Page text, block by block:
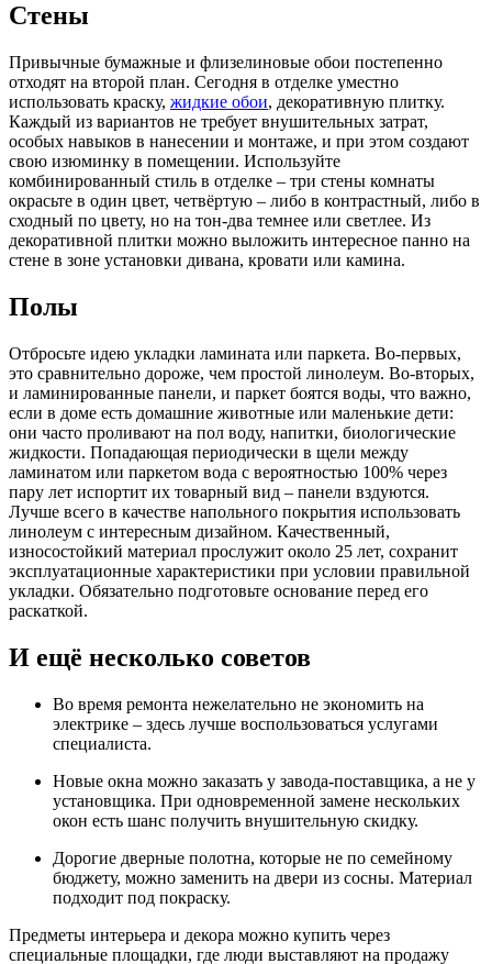
Стены
Привычные бумажные и флизелиновые обои постепенно
отходят на второй план. Сегодня в отделке уместно
использовать краску, жидкие обои, декоративную плитку.
Каждый из вариантов не требует внушительных затрат,
особых навыков в нанесении и монтаже, и при этом создают
свою изюминку в помещении. Используйте
комбинированный стиль в отделке – три стены комнаты
окрасьте в один цвет, четвёртую – либо в контрастный, либо в
сходный по цвету, но на тон-два темнее или светлее. Из
декоративной плитки можно выложить интересное панно на
стене в зоне установки дивана, кровати или камина.
Полы
Отбросьте идею укладки ламината или паркета. Во-первых,
это сравнительно дороже, чем простой линолеум. Во-вторых,
и ламинированные панели, и паркет боятся воды, что важно,
если в доме есть домашние животные или маленькие дети:
они часто проливают на пол воду, напитки, биологические
жидкости. Попадающая периодически в щели между
ламинатом или паркетом вода с вероятностью 100% через
пару лет испортит их товарный вид – панели вздуются.
Лучше всего в качестве напольного покрытия использовать
линолеум с интересным дизайном. Качественный,
износостойкий материал прослужит около 25 лет, сохранит
эксплуатационные характеристики при условии правильной
укладки. Обязательно подготовьте основание перед его
раскаткой.
И ещё несколько советов
Во время ремонта нежелательно не экономить на
электрике – здесь лучше воспользоваться услугами
специалиста.
Новые окна можно заказать у завода-поставщика, а не у
установщика. При одновременной замене нескольких
окон есть шанс получить внушительную скидку.
Дорогие дверные полотна, которые не по семейному
бюджету, можно заменить на двери из сосны. Материал
подходит под покраску.
Предметы интерьера и декора можно купить через
специальные площадки, где люди выставляют на продажу